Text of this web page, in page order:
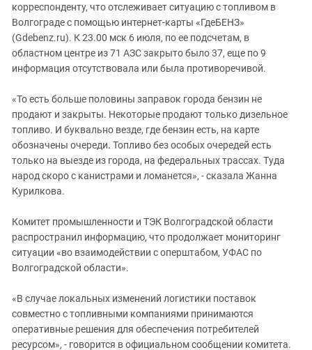
корреспонденту, что отслеживает ситуацию с топливом в
Волгограде с помощью интернет-карты «ГдеБЕНЗ»
(Gdebenz.ru). К 23.00 мск 6 июля, по ее подсчетам, в
областном центре из 71 АЗС закрыто было 37, еще по 9
информация отсутствовала или была противоречивой.
«То есть больше половины заправок города бензин не
продают и закрыты. Некоторые продают только дизельное
топливо. И буквально везде, где бензин есть, на карте
обозначены очереди. Топливо без особых очередей есть
только на выезде из города, на федеральных трассах. Туда
народ скоро с канистрами и ломанется», - сказала Жанна
Курилкова.
Комитет промышленности и ТЭК Волгоградской области
распространил информацию, что продолжает мониторинг
ситуации «во взаимодействии с оперштабом, УФАС по
Волгоградской области».
«В случае локальных изменений логистики поставок
совместно с топливными компаниями принимаются
оперативные решения для обеспечения потребителей
ресурсом», - говорится в официальном сообщении комитета.